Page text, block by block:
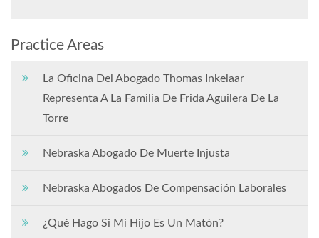
Practice Areas
La Oficina Del Abogado Thomas Inkelaar
Representa A La Familia De Frida Aguilera De La
Torre
Nebraska Abogado De Muerte Injusta
Nebraska Abogados De Compensación Laborales
¿Qué Hago Si Mi Hijo Es Un Matón?